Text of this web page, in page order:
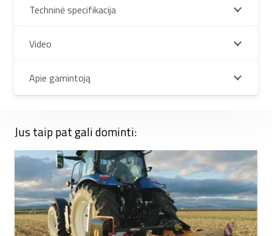
Techninė specifikacija
Video
Apie gamintoją
Jus taip pat gali dominti: